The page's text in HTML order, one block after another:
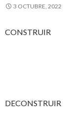
3 OCTUBRE, 2022
CONSTRUIR
DECONSTRUIR